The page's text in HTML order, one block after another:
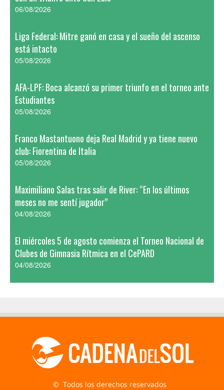
06/08/2026
Liga Federal: Mitre ganó en casa y el sueño del ascenso
está intacto
05/08/2026
AFA-LPF: Boca alcanzó su primer triunfo en el torneo ante
Estudiantes
05/08/2026
Franco Mastantuono deja Real Madrid y ya tiene nuevo
club: Fiorentina de Italia
05/08/2026
Maximiliano Salas tras salir de River: “En los últimos
meses no me sentí jugador”
04/08/2026
El miércoles 5 de agosto comienza el Torneo Nacional de
Clubes de Gimnasia Rítmica en el CePARD
04/08/2026